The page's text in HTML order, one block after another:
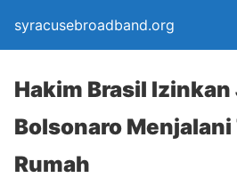
syracusebroadband.org
Hakim Brasil Izinkan
Bolsonaro Menjalani
Rumah